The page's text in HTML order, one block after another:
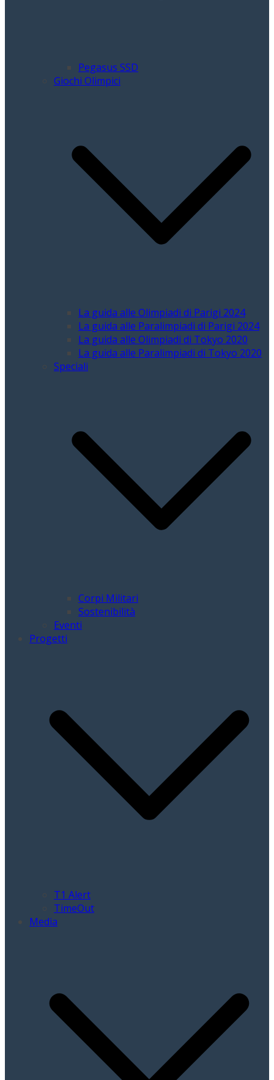
Pegasus SSD
Giochi Olimpici
La guida alle Olimpiadi di Parigi 2024
La guida alle Paralimpiadi di Parigi 2024
La guida alle Olimpiadi di Tokyo 2020
La guida alle Paralimpiadi di Tokyo 2020
Speciali
Corpi Militari
Sostenibilità
Eventi
Progetti
T1 Alert
TimeOut
Media